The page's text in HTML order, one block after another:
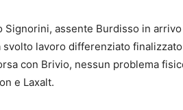
Signorini, assente Burdisso in
svolto lavoro differenziato
con Brivio, nessun problema
e Laxalt.